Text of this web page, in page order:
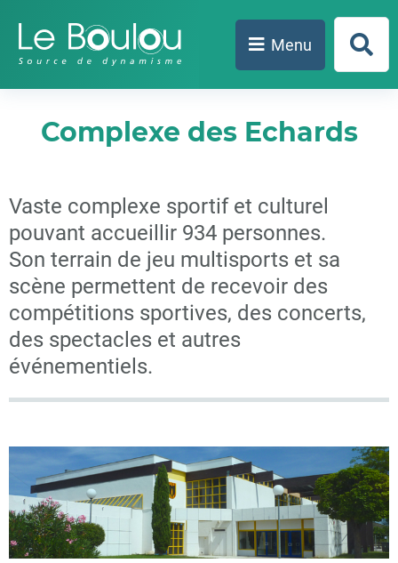
Aller à la recherche Menu
Complexe des Echards
Vaste complexe sportif et culturel
pouvant accueillir 934 personnes.
Son terrain de jeu multisports et sa
scène permettent de recevoir des
compétitions sportives, des concerts,
des spectacles et autres
événementiels.